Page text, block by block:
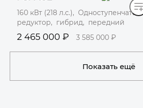
160 кВт (218 л.с.), Одноступенчатый
редуктор, гибрид, передний
2 465 000 ₽ 3 585 000 ₽
Показать ещё